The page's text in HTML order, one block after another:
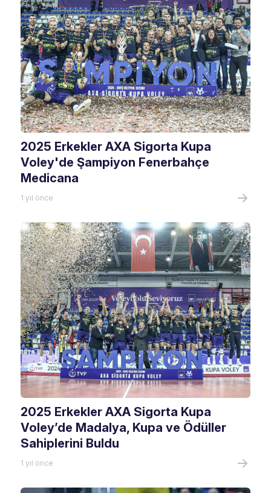
2025 Erkekler AXA Sigorta Kupa
Voley'de Şampiyon Fenerbahçe
Medicana
1 yıl önce
2025 Erkekler AXA Sigorta Kupa
Voley’de Madalya, Kupa ve Ödüller
Sahiplerini Buldu
1 yıl önce